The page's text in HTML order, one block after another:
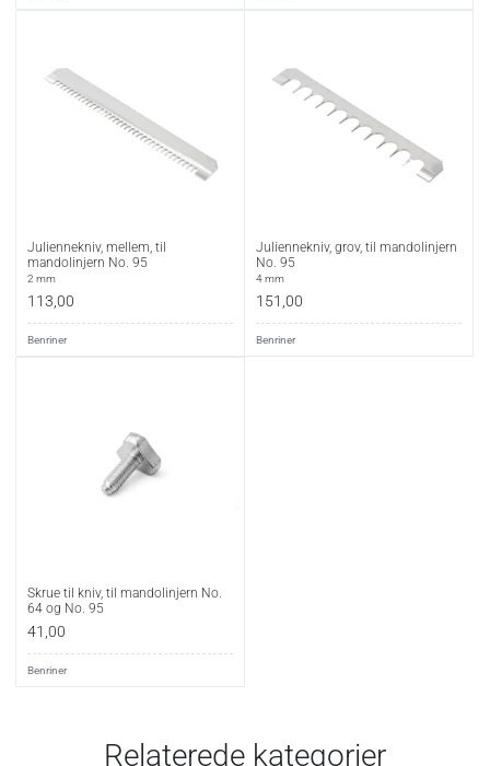
Juliennekniv, mellem, til
mandolinjern No. 95
2 mm
113,00
Benriner
Juliennekniv, grov, til mandolinjern
No. 95
4 mm
151,00
Benriner
Skrue til kniv, til mandolinjern No.
64 og No. 95
41,00
Benriner
Relaterede kategorier